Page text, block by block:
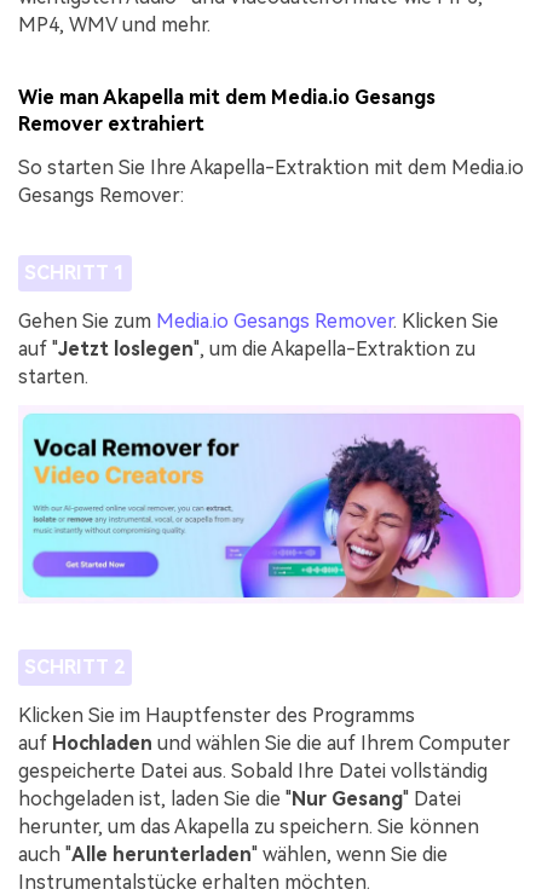
MP4, WMV und mehr.
Wie man Akapella mit dem Media.io Gesangs
Remover extrahiert
So starten Sie Ihre Akapella-Extraktion mit dem Media.io
Gesangs Remover:
SCHRITT 1
Gehen Sie zum Media.io Gesangs Remover. Klicken Sie
auf "Jetzt loslegen", um die Akapella-Extraktion zu
starten.
SCHRITT 2
Klicken Sie im Hauptfenster des Programms
auf Hochladen und wählen Sie die auf Ihrem Computer
gespeicherte Datei aus. Sobald Ihre Datei vollständig
hochgeladen ist, laden Sie die "Nur Gesang" Datei
herunter, um das Akapella zu speichern. Sie können
auch "Alle herunterladen" wählen, wenn Sie die
Instrumentalstücke erhalten möchten.